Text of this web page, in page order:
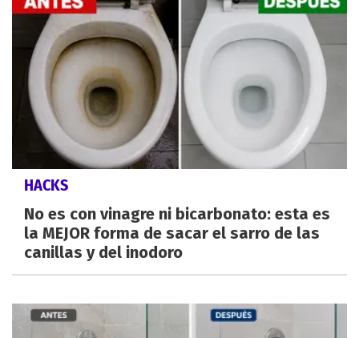
HACKS
No es con vinagre ni bicarbonato: esta es
la MEJOR forma de sacar el sarro de las
canillas y del inodoro